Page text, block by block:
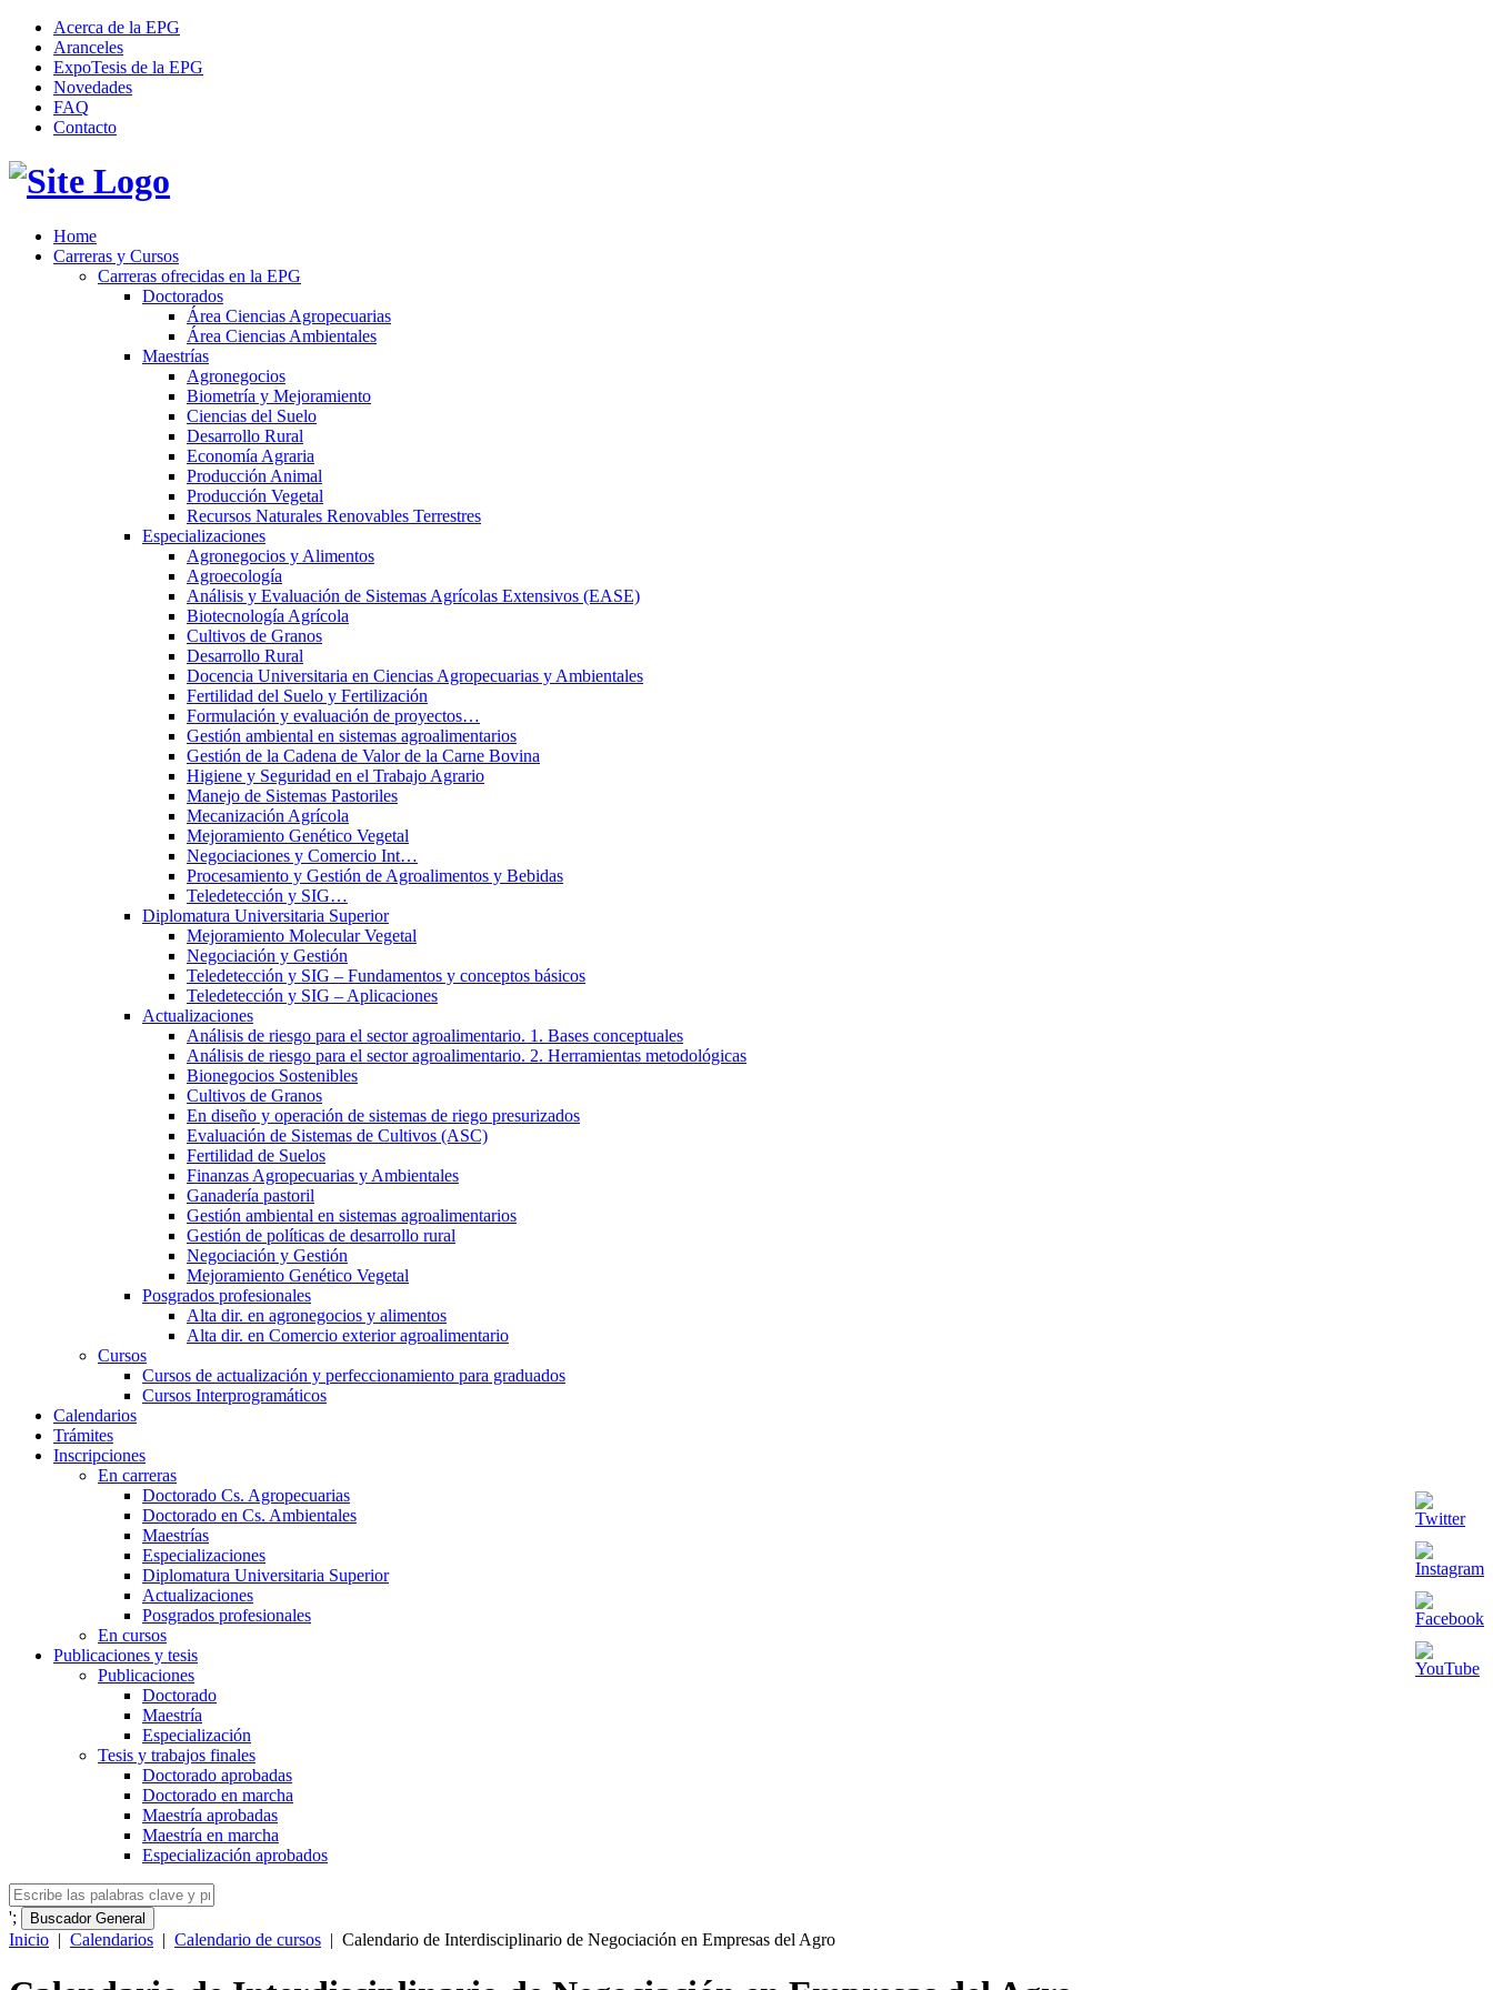
Acerca de la EPG
Aranceles
ExpoTesis de la EPG
Novedades
FAQ
Contacto
Home
Carreras y Cursos
Carreras ofrecidas en la EPG
Doctorados
Área Ciencias Agropecuarias
Área Ciencias Ambientales
Maestrías
Agronegocios
Biometría y Mejoramiento
Ciencias del Suelo
Desarrollo Rural
Economía Agraria
Producción Animal
Producción Vegetal
Recursos Naturales Renovables Terrestres
Especializaciones
Agronegocios y Alimentos
Agroecología
Análisis y Evaluación de Sistemas Agrícolas Extensivos (EASE)
Biotecnología Agrícola
Cultivos de Granos
Desarrollo Rural
Docencia Universitaria en Ciencias Agropecuarias y Ambientales
Fertilidad del Suelo y Fertilización
Formulación y evaluación de proyectos…
Gestión ambiental en sistemas agroalimentarios
Gestión de la Cadena de Valor de la Carne Bovina
Higiene y Seguridad en el Trabajo Agrario
Manejo de Sistemas Pastoriles
Mecanización Agrícola
Mejoramiento Genético Vegetal
Negociaciones y Comercio Int…
Procesamiento y Gestión de Agroalimentos y Bebidas
Teledetección y SIG…
Diplomatura Universitaria Superior
Mejoramiento Molecular Vegetal
Negociación y Gestión
Teledetección y SIG – Fundamentos y conceptos básicos
Teledetección y SIG – Aplicaciones
Actualizaciones
Análisis de riesgo para el sector agroalimentario. 1. Bases conceptuales
Análisis de riesgo para el sector agroalimentario. 2. Herramientas metodológicas
Bionegocios Sostenibles
Cultivos de Granos
En diseño y operación de sistemas de riego presurizados
Evaluación de Sistemas de Cultivos (ASC)
Fertilidad de Suelos
Finanzas Agropecuarias y Ambientales
Ganadería pastoril
Gestión ambiental en sistemas agroalimentarios
Gestión de políticas de desarrollo rural
Negociación y Gestión
Mejoramiento Genético Vegetal
Posgrados profesionales
Alta dir. en agronegocios y alimentos
Alta dir. en Comercio exterior agroalimentario
Cursos
Cursos de actualización y perfeccionamiento para graduados
Cursos Interprogramáticos
Calendarios
Trámites
Inscripciones
En carreras
Doctorado Cs. Agropecuarias
Doctorado en Cs. Ambientales
Maestrías
Especializaciones
Diplomatura Universitaria Superior
Actualizaciones
Posgrados profesionales
En cursos
Publicaciones y tesis
Publicaciones
Doctorado
Maestría
Especialización
Tesis y trabajos finales
Doctorado aprobadas
Doctorado en marcha
Maestría aprobadas
Maestría en marcha
Especialización aprobados
'; Buscador General
Inicio | Calendarios | Calendario de cursos | Calendario de Interdisciplinario de Negociación en Empresas del Agro